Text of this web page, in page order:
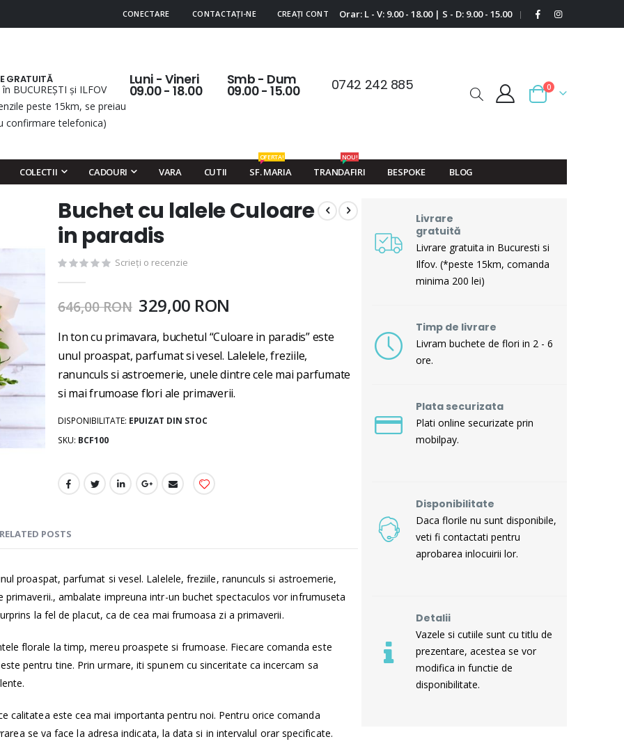
CONECTARE CONTACTAȚI-NE CREAȚI CONT Orar: L - V: 9.00 - 18.00 | S - D: 9.00 - 15.00 |
GRATUITĂ
BUCUREȘTI și ILFOV
peste 15km, se preiau
confirmare telefonica)
Luni - Vineri
09.00 - 18.00
Smb - Dum
09.00 - 15.00 0742 242 885
Cart
0
COLECTII CADOURI VARA CUTII SF. MARIA
OFERTA!
TRANDAFIRI
NOU!
BESPOKE BLOG
Skip
beginning
of
images
Buchet cu lalele Culoare
in paradis
Scrieți o recenzie
646,00 RON 329,00 RON
In ton cu primavara, buchetul “Culoare in paradis” este
unul proaspat, parfumat si vesel. Lalelele, freziile,
ranunculs si astroemerie, unele dintre cele mai parfumate
si mai frumoase flori ale primaverii.
DISPONIBILITATE: EPUIZAT DIN STOC
SKU BCF100
proaspat, parfumat si vesel. Lalelele, freziile, ranunculs si astroemerie,
ambalate impreuna intr-un buchet spectaculos vor infrumuseta
la fel de placut, ca de cea mai frumoasa zi a primaverii.
florale la timp, mereu proaspete si frumoase. Fiecare comanda este
pentru tine. Prin urmare, iti spunem cu sinceritate ca incercam sa
calitatea este cea mai importanta pentru noi. Pentru orice comanda
se va face la adresa indicata, la data si in intervalul orar specificate.
RELATED POSTS
Livrare
gratuită
Livrare gratuita in Bucuresti si
Ilfov. (*peste 15km, comanda
minima 200 lei)
Timp de livrare
Livram buchete de flori in 2 - 6
ore.
Plata securizata
Plati online securizate prin
mobilpay.
Disponibilitate
Daca florile nu sunt disponibile,
veti fi contactati pentru
aprobarea inlocuirii lor.
Detalii
Vazele si cutiile sunt cu titlu de
prezentare, acestea se vor
modifica in functie de
disponibilitate.